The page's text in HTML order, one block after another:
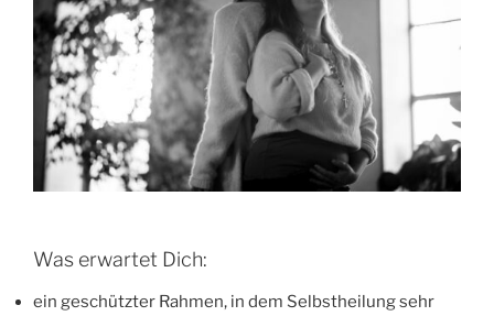
Was erwartet Dich:
ein geschützter Rahmen, in dem Selbstheilung sehr